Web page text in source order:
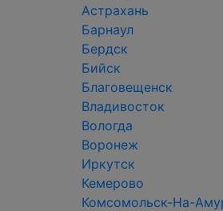
Астрахань
Барнаул
Бердск
Бийск
Благовещенск
Владивосток
Вологда
Воронеж
Иркутск
Кемерово
Комсомольск-На-